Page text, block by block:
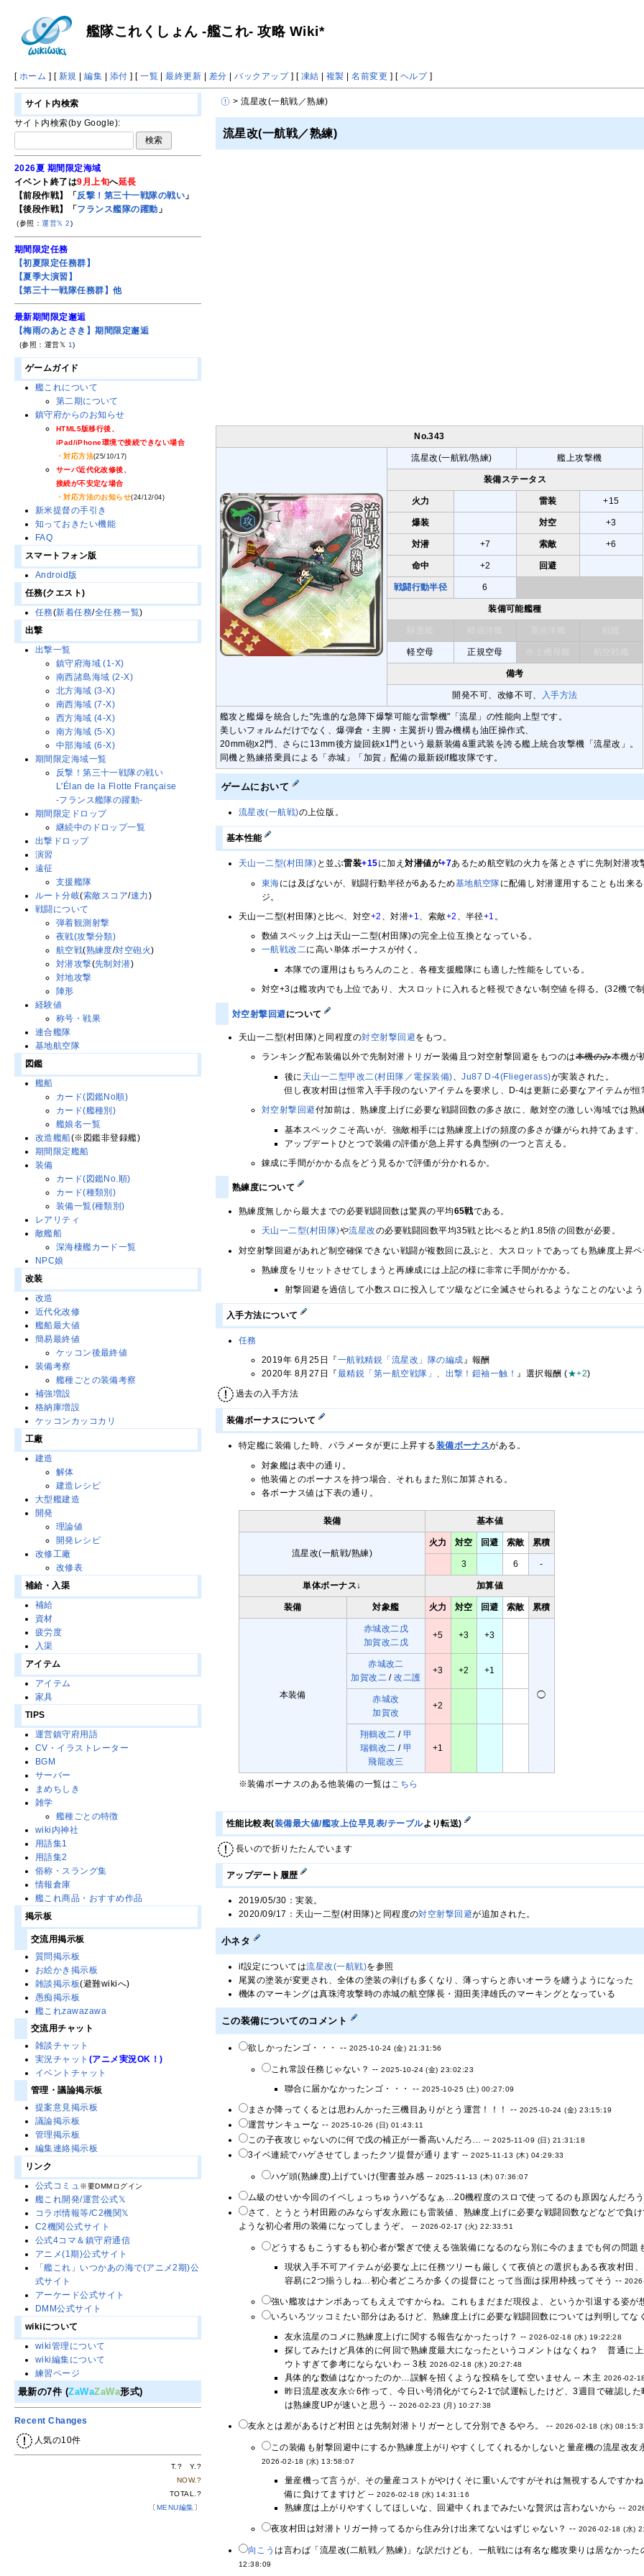
艦隊これくしょん -艦これ- 攻略 Wiki*
[ ホーム ] [ 新規 |編集 | 添付 ] [一覧 |最終更新 | 差分 |バックアップ] [ 凍結 | 複製 |名前変更 ] [ ヘルプ]
> 流星改(一航戦／熟練)
流星改(一航戦／熟練)
No.343
流星改(一航戦/熟練) 艦上攻撃機
装備ステータス
火力 雷装 +15
爆装 対空 +3
対潜 +7 索敵 +6
命中 +2 回避
戦闘行動半径 6
装備可能艦種
軽空母 正規空母
備考
開発不可、改修不可、 入手方法
艦攻と艦爆を統合した"先進的な急降下爆撃可能な雷撃機"「流星」の性能向上型です。
美しいフォルムだけでなく、爆弾倉・主脚・主翼折り畳み機構も油圧操作式、
20mm砲x2門、さらに13mm後方旋回銃x1門という最新装備&重武装を誇る艦上統合攻撃機「流星改」。
同機と熟練搭乗員による「赤城」「加賀」配備の最新鋭if艦攻隊です。
ゲームにおいて
流星改(一航戦)の上位版。
基本性能
天山一二型(村田隊) と並ぶ雷装+15に加え対潜値が+7あるため航空戦の火力を落とさずに先制対潜攻
東海には及ばないが、戦闘行動半径が6あるため基地航空隊に配備し対潜運用することも出来
ジ。
天山一二型(村田隊)と比べ、対空+2 、対潜+1、索敵+2 、半径+1 。
数値スペック上は天山一二型(村田隊)の完全上位互換となっている。
一航戦改二に高い単体ボーナスが付く。
本隊での運用はもちろんのこと、各種支援艦隊にも適した性能をしている。
対空+3は艦攻内でも上位であり、大スロットに入れると軽視できない制空値を得る。(32機で
対空射撃回避について
天山一二型(村田隊)と同程度の対空射撃回避をもつ。
ランキング配布装備以外で先制対潜トリガー装備且つ対空射撃回避をもつのは本機のみ本機が
後に 天山一二型甲改二(村田隊／電探装備) 、Ju87 D-4(Fliegerass)が実装された。
但し夜攻村田は恒常入手手段のないアイテムを要求し、D-4は更新に必要なアイテムが恒
対空射撃回避付加前は、熟練度上げに必要な戦闘回数の多さ故に、敵対空の激しい海域では熟
基本スペックこそ高いが、強敵相手には熟練度上げの頻度の多さが嫌がられ持てあます、
アップデートひとつで装備の評価が急上昇する典型例の一つと言える。
錬成に手間がかかる点をどう見るかで評価が分かれるか。
熟練度について
熟練度無しから最大までの必要戦闘回数は驚異の平均65戦である。
天山一二型(村田隊)や流星改の必要戦闘回数平均35戦と比べると約1.85倍の回数が必要。
対空射撃回避があれど制空確保できない戦闘が複数回に及ぶと、大スロットであっても熟練度上昇
熟練度をリセットさせてしまうと再練成には上記の様に非常に手間がかかる。
射撃回避を過信して小数スロに投入してツ級などに全滅させられるようなことのないよう
入手方法について
任務
2019年 6月25日『一航戦精鋭「流星改」隊の編成』報酬
2020年 8月27日『最精鋭「第一航空戦隊」、出撃！鎧袖一触！ 』選択報酬 (★+2)
過去の入手方法
装備ボーナスについて
特定艦に装備した時、パラメータが更に上昇する装備ボーナスがある。
対象艦は表中の通り。
他装備とのボーナスを持つ場合、それもまた別に加算される。
各ボーナス値は下表の通り。
装備 基本値
流星改(一航戦/熟練)
火力 対空 回避 索敵 累積
3 6 -
単体ボーナス↓ 加算値
装備 対象艦 火力 対空 回避 索敵 累積
本装備
赤城改二戊
加賀改二戊
+5 +3 +3
◯
赤城改二
加賀改二 /改二護
+3 +2 +1
赤城改
加賀改
+2
翔鶴改二 / 甲
瑞鶴改二 / 甲
飛龍改三
+1
※装備ボーナスのある他装備の一覧はこちら
性能比較表(装備最大値/艦攻上位早見表/テーブルより転送)
長いので折りたたんでいます
アップデート履歴
2019/05/30：実装。
2020/09/17：天山一二型(村田隊)と同程度の対空射撃回避が追加された。
小ネタ
if設定については流星改(一航戦)を参照
尾翼の塗装が変更され、全体の塗装の剥げも多くなり、薄っすらと赤いオーラを纏うようになった
機体のマーキングは真珠湾攻撃時の赤城の航空隊長・淵田美津雄氏のマーキングとなっている
この装備についてのコメント
欲しかったンゴ・・・ -- 2025-10-24 (金) 21:31:56
これ常設任務じゃない？ --2025-10-24 (金) 23:02:23
聯合に届かなかったンゴ・・・ -- 2025-10-25 (土) 00:27:09
まさか降ってくるとは思わんかった三機目ありがとう運営！！！ -- 2025-10-24 (金) 23:15:19
運営サンキューな -- 2025-10-26 (日) 01:43:11
この子夜攻じゃないのに何で戊の補正が一番高いんだろ… --2025-11-09 (日) 21:31:18
3イベ連続でハゲさせてしまったクソ提督が通ります --2025-11-13 (木) 04:29:33
ハゲ頭(熟練度)上げていけ(聖書並み感 --2025-11-13 (木) 07:36:07
ム級のせいか今回のイベしょっちゅうハゲるなぁ…20機程度のスロで使ってるのも原因なんだろ
さて、とうとう村田殿のみならず友永殿にも雷装値、熟練度上げに必要な戦闘回数などなどで
ような初心者用の装備になってしまうぞ。 --2026-02-17 (火) 22:33:51
どうするもこうするも初心者が繋ぎで使える強装備になるのなら別に今のままでも何の問題
現状入手不可アイテムが必要な上に任務ツリーも厳しくて夜偵との選択もある夜攻村田
容易に2つ揃うしね…初心者どころか多くの提督にとって当面は採用枠残ってそう --
強い艦攻はナンボあってもええですからね。これもまだまだ現役よ、というか引退する姿
いろいろツッコミたい部分はあるけど、熟練度上げに必要な戦闘回数については判明してな
友永流星のコメに熟練度上げに関する報告なかったっけ？ --2026-02-18 (水) 19:22:28
探してみたけど具体的に何回で熟練度最大になったというコメントはなくね？ 普通に
ウトすぎて参考にならないわ -- 3枝 2026-02-18 (水) 20:27:48
具体的な数値はなかったのか…誤解を招くような投稿をして空いません -- 木主 2026-02-
昨日流星改友永☆6作って、今日い号消化がてら2-1で試運転したけど、3週目で確認し
は熟練度UPが速いと思う -- 2026-02-23 (月) 10:27:38
友永とは差があるけど村田とは先制対潜トリガーとして分別できるやろ。 -- 2026-02-18 (水)
この装備も射撃回避中にするか熟練度上がりやすくしてくれるかしないと量産機の流星改
2026-02-18 (水) 13:58:07
量産機って言うが、その量産コストがやけくそに重いんですがそれは無視するんですか
備に負けてますけど --2026-02-18 (水) 14:31:16
熟練度は上がりやすくしてほしいな、回避中くれまでみたいな贅沢は言わないから --
夜攻村田は対潜トリガー持ってるから住み分け出来てないはずじゃない？ -- 2026-02-18 (水)
向こうは言わば「流星改(二航戦／熟練)」な訳だけども、一航戦には有名な艦攻乗りは居なかっ
12:38:09
サイト内検索
サイト内検索(by Google):
2026夏 期間限定海域
イベント終了は9月上旬へ延長
【前段作戦】「 反撃！第三十一戦隊の戦い 」
【後段作戦】「 フランス艦隊の躍動 」
(参照：運営𝕏 2)
期間限定任務
【初夏限定任務群】
【夏季大演習】
【第三十一戦隊任務群】他
最新期間限定邂逅
【梅雨のあとさき】期間限定邂逅
(参照：運営𝕏 1)
ゲームガイド
艦これについて
第二期について
鎮守府からのお知らせ
HTML5版移行後、
iPad/iPhone環境で接続できない場合
・対応方法(25/10/17)
サーバ近代化改修後、
接続が不安定な場合
・対応方法のお知らせ(24/12/04)
新米提督の手引き
知っておきたい機能
FAQ
スマートフォン版
Android版
任務(クエスト)
任務(新着任務/全任務一覧)
出撃
出撃一覧
鎮守府海域 (1-X)
南西諸島海域 (2-X)
北方海域 (3-X)
南西海域 (7-X)
西方海域 (4-X)
南方海域 (5-X)
中部海域 (6-X)
期間限定海域一覧
反撃！第三十一戦隊の戦い
L'Élan de la Flotte Française
-フランス艦隊の躍動-
期間限定ドロップ
継続中のドロップ一覧
出撃ドロップ
演習
遠征
支援艦隊
ルート分岐(索敵スコア/速力)
戦闘について
弾着観測射撃
夜戦(攻撃分類)
航空戦(熟練度/対空砲火)
対潜攻撃(先制対潜)
対地攻撃
陣形
経験値
称号・戦果
連合艦隊
基地航空隊
図鑑
艦船
カード(図鑑No順)
カード(艦種別)
艦娘名一覧
改造艦船(※図鑑非登録艦)
期間限定艦船
装備
カード(図鑑No.順)
カード(種類別)
装備一覧(種類別)
レアリティ
敵艦船
深海棲艦カード一覧
NPC娘
改装
改造
近代化改修
艦船最大値
簡易最終値
ケッコン後最終値
装備考察
艦種ごとの装備考察
補強増設
格納庫増設
ケッコンカッコカリ
工廠
建造
解体
建造レシピ
大型艦建造
開発
理論値
開発レシピ
改修工廠
改修表
補給・入渠
補給
資材
疲労度
入渠
アイテム
アイテム
家具
TIPS
運営鎮守府用語
CV・イラストレーター
BGM
サーバー
まめちしき
雑学
艦種ごとの特徴
wiki内神社
用語集1
用語集2
俗称・スラング集
情報倉庫
艦これ商品・おすすめ作品
掲示板
交流用掲示板
質問掲示板
お絵かき掲示板
雑談掲示板(避難wikiへ)
愚痴掲示板
艦これzawazawa
交流用チャット
雑談チャット
実況チャット (アニメ実況OK！)
イベントチャット
管理・議論掲示板
提案意見掲示板
議論掲示板
管理掲示板
編集連絡掲示板
リンク
公式コミュ※要DMMログイン
艦これ開発/運営公式𝕏
コラボ情報等/C2機関𝕏
C2機関公式サイト
公式4コマ＆鎮守府通信
アニメ(1期)公式サイト
「艦これ」いつかあの海で(アニメ2期)公
式サイト
アーケード公式サイト
DMM公式サイト
wikiについて
wiki管理について
wiki編集について
練習ページ
最新の7件 (ZaWaZaWa形式)
Recent Changes
人気の10件
T.? Y.?
NOW.?
TOTAL.?
〔MENU編集〕